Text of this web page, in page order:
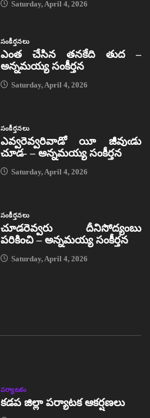
Saturday, April 4, 2026
సంకీర్తనలు
ఎంత చేసిన తనకేది తుద –
అన్నమయ్య సంకీర్తన
Saturday, April 4, 2026
సంకీర్తనలు
ఎవ్వరెవ్వరివాడో యీ జీవుఁడు
చూడ- – అన్నమయ్య సంకీర్తన
Saturday, April 4, 2026
సంకీర్తనలు
చూడరెవ్వరు దీనిసోద్యంబు
పరికించి – అన్నమయ్య సంకీర్తన
Saturday, April 4, 2026
పర్యాటకం
కడప జిల్లా పర్యాటక ఆకర్షణలు